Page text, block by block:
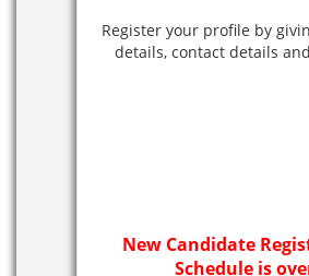
Register your profile by
details, contact details
New Candidate
Schedule is